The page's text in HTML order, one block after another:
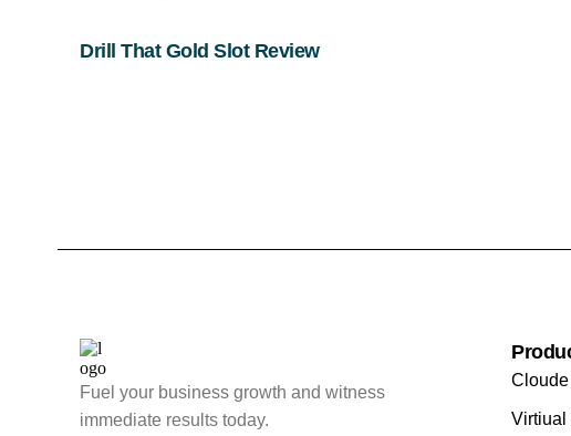
Drill That Gold Slot Review
Fuel your business growth and witness
immediate results today.
Virtiual